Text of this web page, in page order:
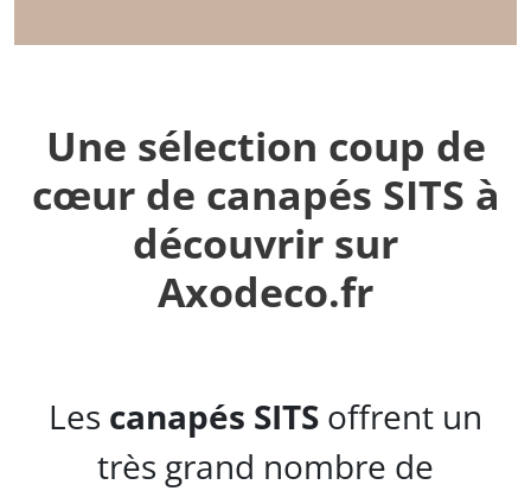
Une sélection coup de
cœur de canapés SITS à
découvrir sur
Axodeco.fr
Les canapés SITS offrent un
très grand nombre de